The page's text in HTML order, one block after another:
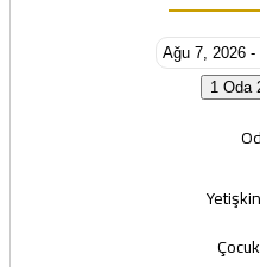
1 Oda
Yetişkin
Çocuk